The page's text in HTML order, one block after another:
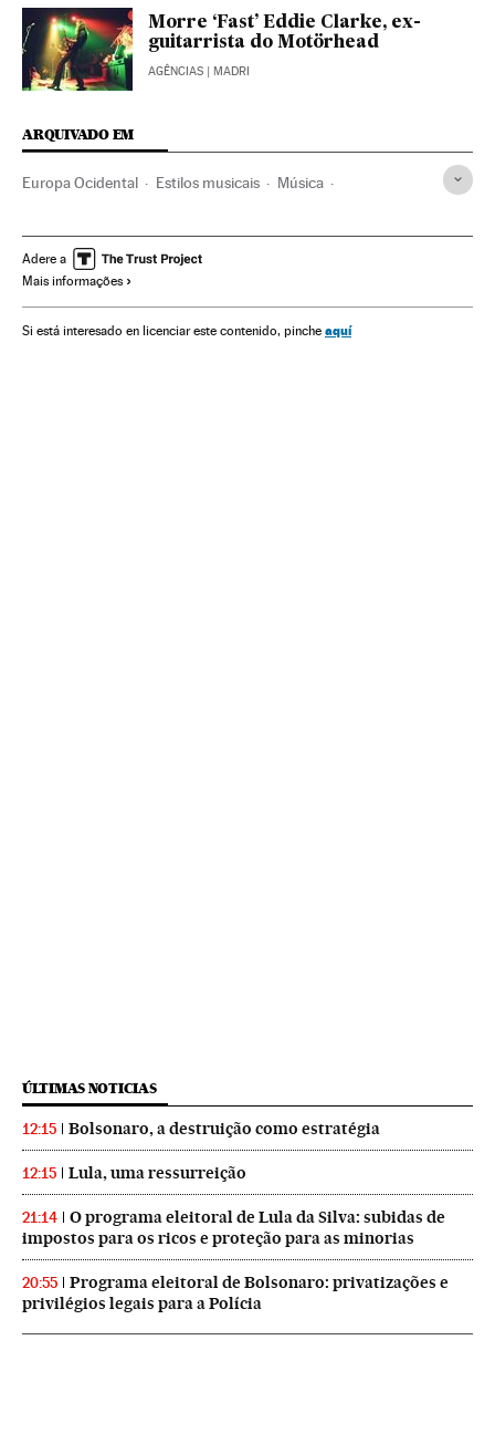
Morre ‘Fast’ Eddie Clarke, ex-
guitarrista do Motörhead
AGÊNCIAS | MADRI
ARQUIVADO EM
Europa Ocidental Estilos musicais Música
Dolores O'riordan Obituários
Bandas Rock
Adere a
Mais informações
Si está interesado en licenciar este contenido, pinche aquí
ÚLTIMAS NOTICIAS
12:15 Bolsonaro, a destruição como estratégia
12:15 Lula, uma ressurreição
21:14
O programa eleitoral de Lula da Silva: subidas de
impostos para os ricos e proteção para as minorias
20:55
Programa eleitoral de Bolsonaro: privatizações e
privilégios legais para a Polícia